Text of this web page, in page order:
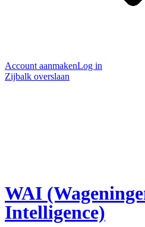
Account aanmakenLog in
Zijbalk overslaan
WAI
Intelligence)